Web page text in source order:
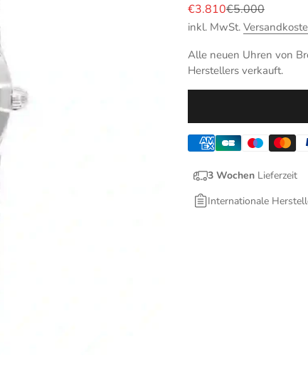
Angebot
€3.810Regulärer Preis
€5.000
inkl. MwSt.
Alle neuen Uhren von
Herstellers verkauft.
3 Wochen Lieferzeit
Internationale